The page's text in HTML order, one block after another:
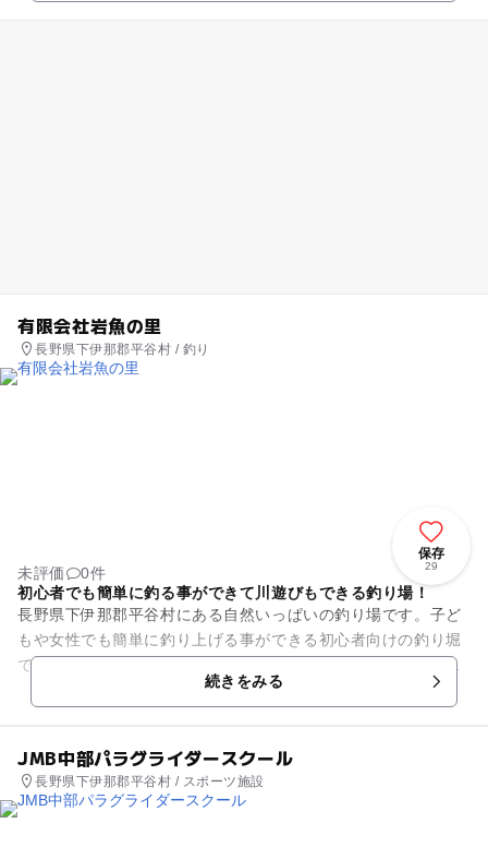
有限会社岩魚の里
長野県下伊那郡平谷村 / 釣り
保存
29
未評価
0件
初心者でも簡単に釣る事ができて川遊びもできる釣り場！
長野県下伊那郡平谷村にある自然いっぱいの釣り場です。子ど
もや女性でも簡単に釣り上げる事ができる初心者向けの釣り堀
です。幼稚園児など、釣りデビューには最適な場所です。レン
タルの竿があるので手ぶらで...続きをみる
JMB中部パラグライダースクール
長野県下伊那郡平谷村 / スポーツ施設